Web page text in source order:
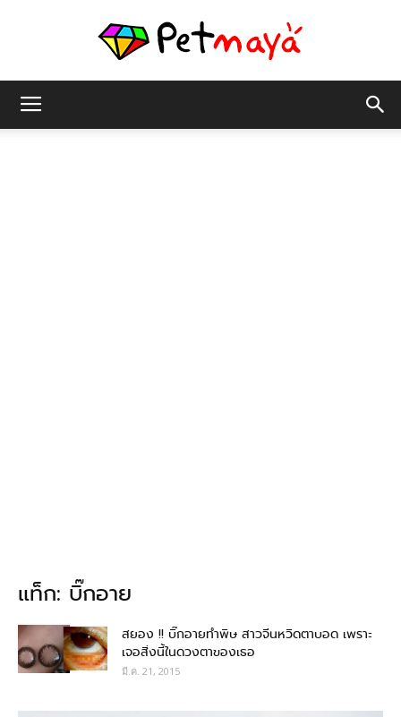
แท็ก: บิ๊กอาย
สยอง !! บิ๊กอายทำพิษ สาวจีนหวิดตาบอด เพราะ
เจอสิ่งนี้ในดวงตาของเธอ
มี.ค. 21, 2015